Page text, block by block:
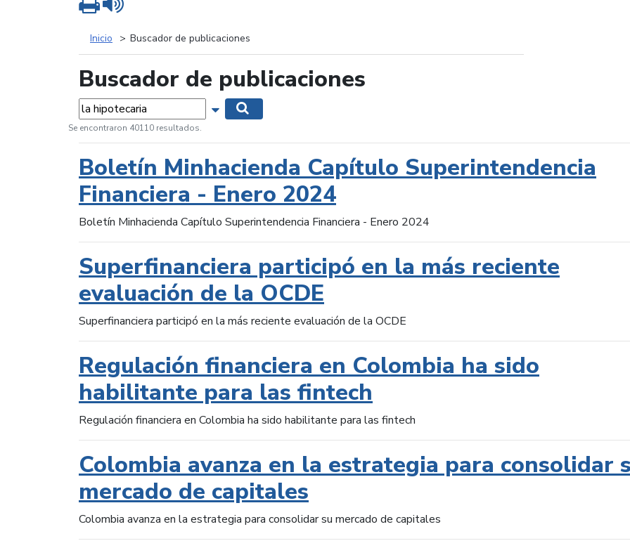
Inicio Buscador de publicaciones
Buscador de publicaciones
Palabras... Mostrar opciones de búsqueda
Se encontraron 40110 resultados.
Boletín Minhacienda Capítulo Superintendencia
Financiera - Enero 2024
Boletín Minhacienda Capítulo Superintendencia Financiera - Enero 2024
Superfinanciera participó en la más reciente
evaluación de la OCDE
Superfinanciera participó en la más reciente evaluación de la OCDE
Regulación financiera en Colombia ha sido
habilitante para las fintech
Regulación financiera en Colombia ha sido habilitante para las fintech
Colombia avanza en la estrategia para consolidar
mercado de capitales
Colombia avanza en la estrategia para consolidar su mercado de capitales